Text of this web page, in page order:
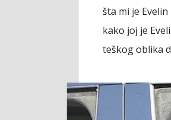
šta mi je Evelin
kako joj je
teškog oblika